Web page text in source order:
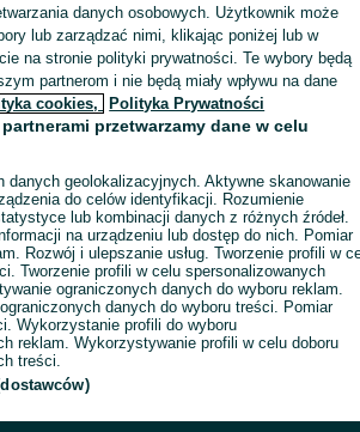
Kup
danych osobowych. Użytkownik może
lub zarządzać nimi, klikając poniżej lub w
na stronie polityki prywatności. Te wybory będą
partnerom i nie będą miały wpływu na dane
cookies, Polityka Prywatności
przetwarzamy dane w celu
danych geolokalizacyjnych. Aktywne skanowanie
do celów identyfikacji. Rozumienie
lub kombinacji danych z różnych źródeł.
na urządzeniu lub dostęp do nich. Pomiar
Rozwój i ulepszanie usług. Tworzenie profili w
Tworzenie profili w celu spersonalizowanych
ograniczonych danych do wyboru reklam.
danych do wyboru treści. Pomiar
Wykorzystanie profili do wyboru
reklam. Wykorzystywanie profili w celu doboru
treści.